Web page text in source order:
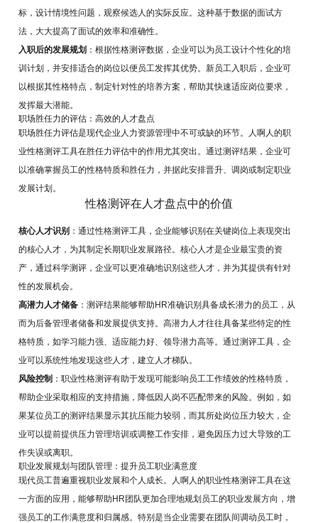
标，设计情境性问题，观察候选人的实际反应。这种基于数据的面试方
法，大大提高了面试的效率和准确性。
入职后的发展规划 ：根据性格测评数据，企业可以为员工设计个性化的培
训计划，并安排适合的岗位以便员工发挥其优势。新员工入职后，企业可
以根据其性格特点，制定针对性的培养方案，帮助其快速适应岗位要求，
发挥最大潜能。
职场胜任力的评估：高效的人才盘点
职场胜任力评估是现代企业人力资源管理中不可或缺的环节。人啊人的职
业性格测评工具在胜任力评估中的作用尤其突出。通过测评结果，企业可
以准确掌握员工的性格特质和胜任力，并据此安排晋升、调岗或制定职业
发展计划。
性格测评在人才盘点中的价值
核心人才识别 ：通过性格测评工具，企业能够识别在关键岗位上表现突出
的核心人才，为其制定长期职业发展路径。核心人才是企业最宝贵的资
产，通过科学测评，企业可以更准确地识别这些人才，并为其提供有针对
性的发展机会。
高潜力人才储备 ：测评结果能够帮助HR准确识别具备成长潜力的员工，从
而为后备管理者储备和发展提供支持。高潜力人才往往具备某些特定的性
格特质，如学习能力强、适应能力好、领导潜力高等。通过测评工具，企
业可以系统性地发现这些人才，建立人才梯队。
风险控制 ：职业性格测评有助于发现可能影响员工工作绩效的性格特质，
帮助企业采取相应的支持措施，降低因人岗不匹配带来的风险。例如，如
果某位员工的测评结果显示其抗压能力较弱，而其所处岗位压力较大，企
业可以提前提供压力管理培训或调整工作安排，避免因压力过大导致的工
作失误或离职。
职业发展规划与团队管理：提升员工职业满意度
现代员工普遍重视职业发展和个人成长。人啊人的职业性格测评工具在这
一方面的应用，能够帮助HR团队更加合理地规划员工的职业发展方向，增
强员工的工作满意度和归属感。特别是当企业需要在团队间调动员工时，